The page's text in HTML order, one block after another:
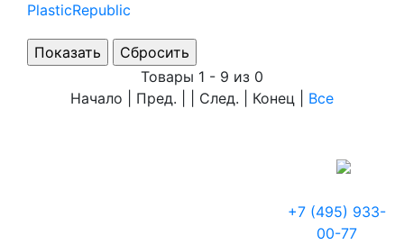
PlasticRepublic
Товары 1 - 9 из 0
Начало | Пред. | | След. | Конец
Все
+7 (495) 933-
00-77